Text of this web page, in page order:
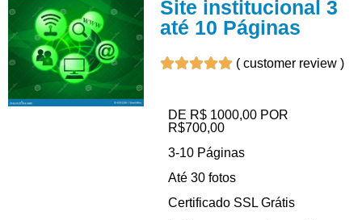
Site institucional 3
até 10 Páginas
( customer review )
DE R$ 1000,00 POR
R$700,00
3-10 Páginas
Até 30 fotos
Certificado SSL Grátis